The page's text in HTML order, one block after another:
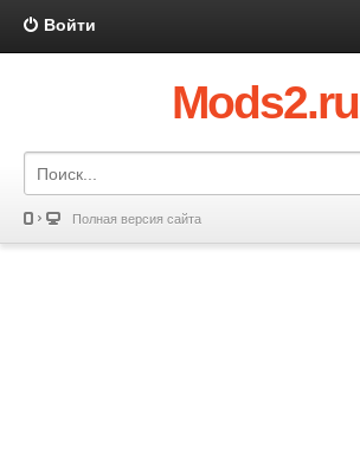
Войти
Mods2.ru
Полная версия сайта